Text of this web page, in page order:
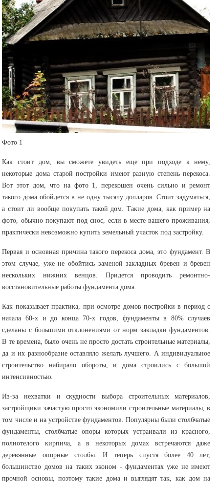
Фото 1
Как стоит дом, вы сможете увидеть еще при подходе к нему,
некоторые дома старой постройки имеют разную степень перекоса.
Вот этот дом, что на фото 1, перекошен очень сильно и ремонт
такого дома обойдется в не одну тысячу долларов. Стоит задуматься,
а стоит ли вообще покупать такой дом. Такие дома, как пример на
фото, обычно покупают под снос, если в месте вашего проживания,
практически невозможно купить земельный участок под застройку.
Первая и основная причина такого перекоса дома, это фундамент. В
этом случае, уже не обойтись заменой закладных бревен и бревен
нескольких нижних венцов. Придется проводить ремонтно-
восстановительные работы фундамента дома.
Как показывает практика, при осмотре домов постройки в период с
начала 60-х и до конца 70-х годов, фундаменты в 80% случаев
сделаны с большими отклонениями от норм закладки фундаментов.
В те времена, было очень не просто достать строительные материалы,
да и их разнообразие оставляло желать лучшего. А индивидуальное
строительство набирало обороты, и дома строились с большой
интенсивностью.
Из-за нехватки и скудности выбора строительных материалов,
застройщики зачастую просто экономили строительные материалы, в
том числе и на устройстве фундаментов. Популярны были столбчатые
фундаменты, столбчатые опоры которых устраивали из красного,
полнотелого кирпича, а в некоторых домах встречаются даже
деревянные опорные столбы. И теперь спустя более 40 лет,
большинство домов на таких эконом - фундаментах уже не имеют
прочной основы, поэтому такие дома и выглядят так, как дом на